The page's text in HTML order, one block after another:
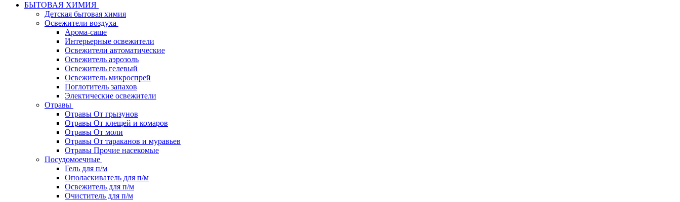
БЫТОВАЯ ХИМИЯ
Детская бытовая химия
Освежители воздуха
Арома-саше
Интерьерные освежители
Освежители автоматические
Освежитель аэрозоль
Освежитель гелевый
Освежитель микроспрей
Поглотитель запахов
Электические освежители
Отравы
Отравы От грызунов
Отравы От клещей и комаров
Отравы От моли
Отравы От тараканов и муравьев
Отравы Прочие насекомые
Посудомоечные
Гель для п/м
Ополаскиватель для п/м
Освежитель для п/м
Очиститель для п/м